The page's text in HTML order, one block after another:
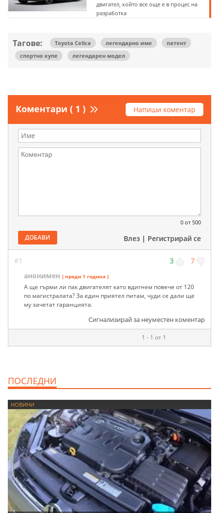
двигател, който все още е в процес на
разработка
Тагове: Toyota Celica легендарно име
патент
спортно купе
легендарен модел
Коментари ( 1 ) Напиши коментар
0 от 500
ДОБАВИ Влез | Регистрирай се
#1 3 7
анонимен ( преди 1 година )
А ще гърми ли пак двигателят като вдигнем повече от 120
по магистралата? За един приятел питам, чуди се дали ще
му зачетат гаранцията.
Сигнализирай за неуместен коментар
1 - 1 от 1
ПОСЛЕДНИ
НОВИНИ